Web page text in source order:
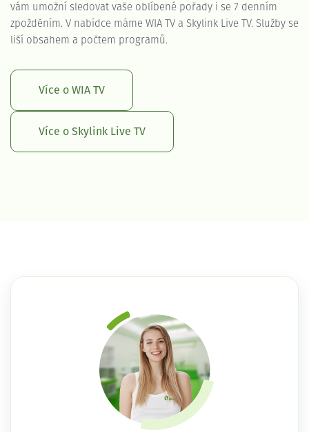
vám umožní sledovat vaše oblíbené pořady i se 7 denním
zpožděním. V nabídce máme WIA TV a Skylink Live TV. Služby se
liší obsahem a počtem programů.
Více o WIA TV
Více o Skylink Live TV